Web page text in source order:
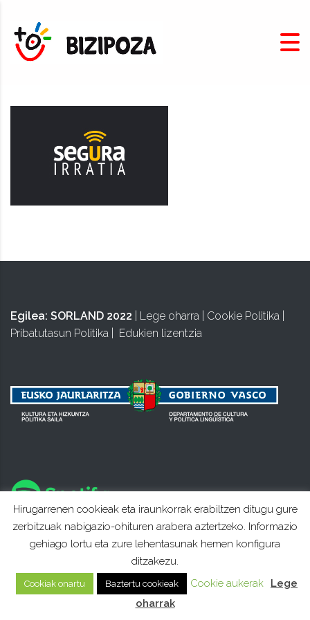
Egilea: SORLAND 2022 Lege oharra Cookie Politika
Pribatutasun Politika
Edukien lizentzia
Hirugarrenen cookieak eta iraunkorrak erabiltzen ditugu gure
zerbitzuak nabigazio-ohituren arabera aztertzeko. Informazio
gehiago lortu eta zure lehentasunak hemen konfigura
ditzakezu.
Cookiak onartu Baztertu cookieak Cookie aukerak
Lege
oharrak